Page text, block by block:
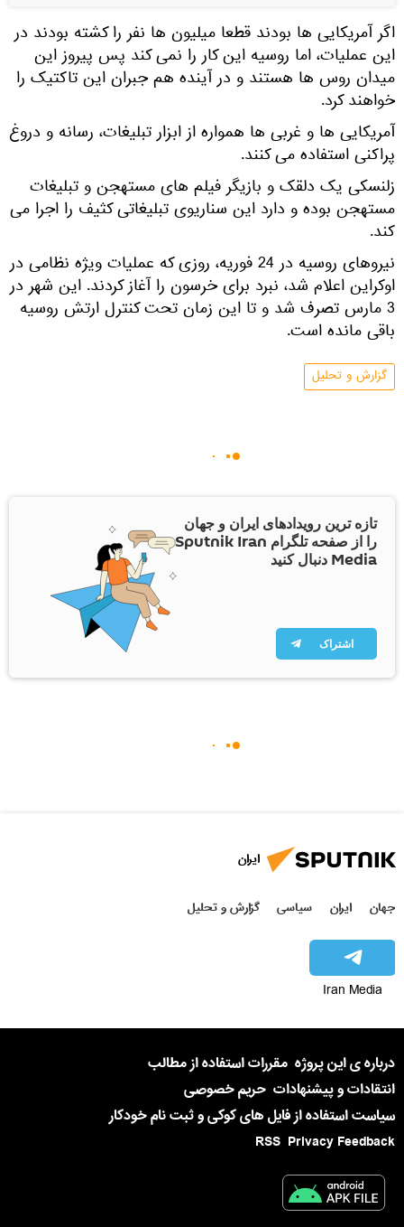
اگر آمریکایی ها بودند قطعا میلیون ها نفر را کشته بودند در
این عملیات، اما روسیه این کار را نمی کند پس پیروز این
میدان روس ها هستند و در آینده هم جبران این تاکتیک را
خواهند کرد.
آمریکایی ها و غربی ها همواره از ابزار تبلیغات، رسانه و دروغ
پراکنی استفاده می کنند.
زلنسکی یک دلقک و بازیگر فیلم های مستهجن و تبلیغات
مستهجن بوده و دارد این سناریوی تبلیغاتی کثیف را اجرا می
کند.
نیروهای روسیه در 24 فوریه، روزی که عملیات ویژه نظامی در
اوکراین اعلام شد، نبرد برای خرسون را آغاز کردند. این شهر در
3 مارس تصرف شد و تا این زمان تحت کنترل ارتش روسیه
باقی مانده است.
گزارش و تحلیل
تازه ترین رویدادهای ایران و جهان
را از صفحه تلگرام Sputnik Iran
Media دنبال کنید
اشتراک
ایران
جهان ایران سیاسی گزارش و تحلیل
Iran Media
درباره ی این پروژه مقررات استفاده از مطالب
انتقادات و پیشنهادات حریم خصوصی
سیاست استفاده از فایل های کوکی و ثبت نام خودکار
Privacy Feedback
RSS